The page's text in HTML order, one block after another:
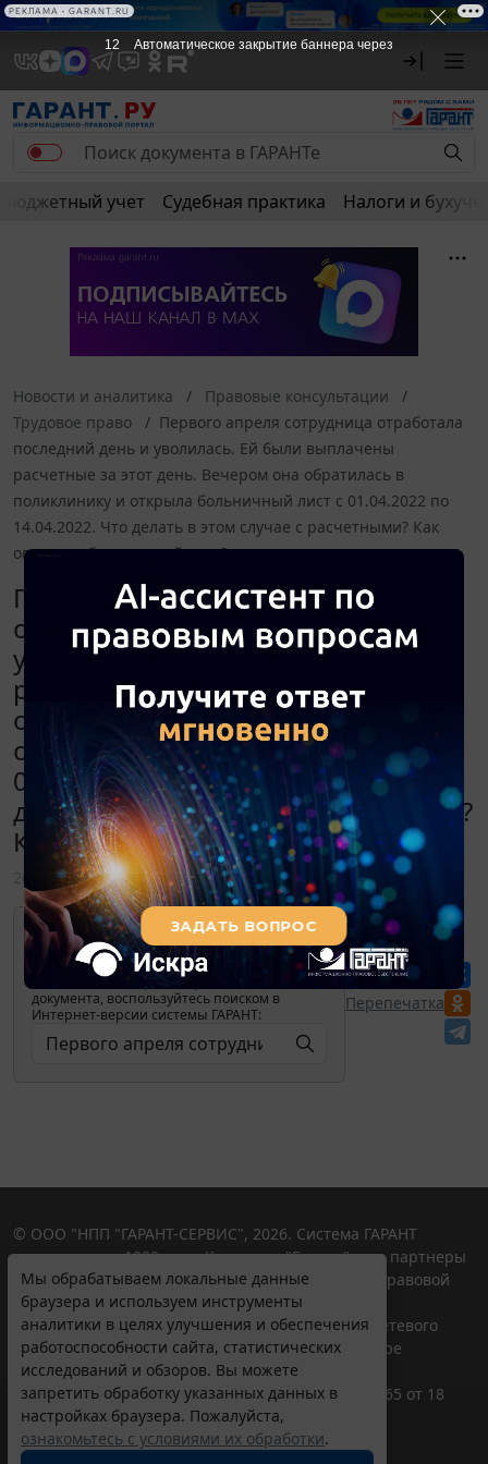
Бюджетный учет Судебная практика Налоги и
Новости и аналитика
Правовые консультации
Трудовое право
Первого апреля сотрудница отработала
последний день и уволилась. Ей были выплачены
расчетные за этот день. Вечером она обратилась в
поликлинику и открыла больничный лист с 01.04.2022 по
14.04.2022. Что делать в этом случае с расчетными? Как
оплатить больничный лист?
Первого апреля сотрудница
отработала последний день и
уволилась. Ей были выплачены
расчетные за этот день. Вечером
она обратилась в поликлинику и
открыла больничный лист с
01.04.2022 по 14.04.2022. Что
делать в этом случае с расчетными?
Как оплатить больничный лист?
20 мая 2022
Для просмотра актуального текста
документа и получения полной
информации о вступлении в силу,
изменениях и порядке применения
документа, воспользуйтесь поиском в
Интернет-версии системы ГАРАНТ:
Перепечатка
Мы обрабатываем локальные данные
браузера и используем инструменты
аналитики в целях улучшения и обеспечения
работоспособности сайта, статистических
исследований и обзоров. Вы можете
запретить обработку указанных данных в
настройках браузера. Пожалуйста,
ознакомьтесь с условиями их обработки.
© ООО "НПП "ГАРАНТ-СЕРВИС", 2026. Система ГАРАНТ
выпускается с 1990 года. Компания "Гарант" и ее партнеры
являются участниками Российской ассоциации правовой
информации ГАРАНТ.
Портал ГАРАНТ.РУ зарегистрирован в качестве сетевого
издания Федеральной службой по надзору в сфере
связи,информационных технологий и массовых
коммуникаций (Роскомнадзором), Эл № ФС77-58365 от 18
июня 2014 года.
16+
12 Автоматическое закрытие баннера через
РЕКЛАМА • GARANT.RU